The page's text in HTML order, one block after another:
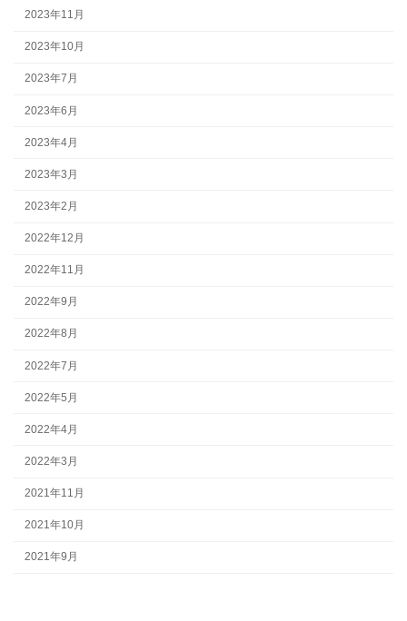
2023年11月
2023年10月
2023年7月
2023年6月
2023年4月
2023年3月
2023年2月
2022年12月
2022年11月
2022年9月
2022年8月
2022年7月
2022年5月
2022年4月
2022年3月
2021年11月
2021年10月
2021年9月